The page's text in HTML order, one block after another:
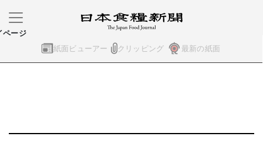
紙面ビューアー クリッピング 最新の紙面
ページ